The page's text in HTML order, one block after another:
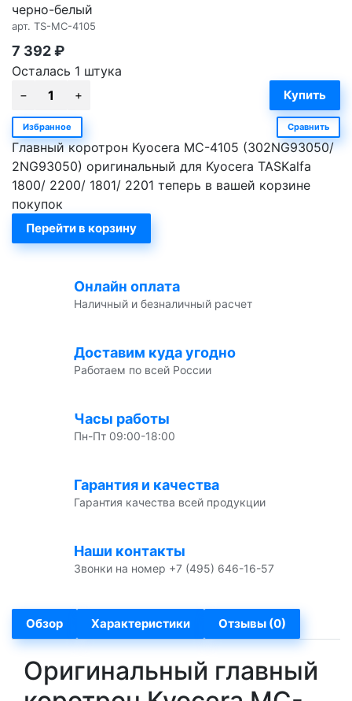
черно-белый
арт. TS-MC-4105
7 392₽
Осталась 1 штука
Избранное Сравнить
Главный коротрон Kyocera MC-4105 (302NG93050/
2NG93050) оригинальный для Kyocera TASKalfa
1800/ 2200/ 1801/ 2201 теперь в вашей корзине
покупок
Перейти в корзину
Онлайн оплата
Наличный и безналичный расчет
Доставим куда угодно
Работаем по всей России
Часы работы
Пн-Пт 09:00-18:00
Гарантия и качества
Гарантия качества всей продукции
Наши контакты
Звонки на номер +7 (495) 646-16-57
Обзор Характеристики Отзывы (0)
Оригинальный главный